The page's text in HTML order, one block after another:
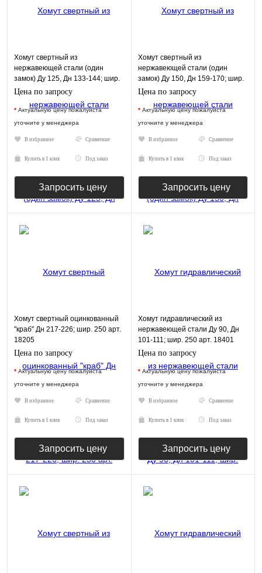
Хомут свертный из
нержавеющей стали (один
замок) Ду 125, Дн 133-144; шир.
250 арт. 18303
Цена по запросу
* Актуальную цену пожалуйста
уточните у менеджера
В избранное Сравнение
Купить в 1 клик Под заказ
Запросить цену
Хомут свертный из
нержавеющей стали (один
замок) Ду 150, Дн 159-170; шир.
250 арт. 18304
Цена по запросу
* Актуальную цену пожалуйста
уточните у менеджера
В избранное Сравнение
Купить в 1 клик Под заказ
Запросить цену
Хомут свертный оцинкованный
"краб" Дн 217-226; шир. 250 арт.
18205
Цена по запросу
* Актуальную цену пожалуйста
уточните у менеджера
В избранное Сравнение
Купить в 1 клик Под заказ
Запросить цену
Хомут гидравлический из
нержавеющей стали Ду 90, Дн
101-111; шир. 250 арт. 18401
Цена по запросу
* Актуальную цену пожалуйста
уточните у менеджера
В избранное Сравнение
Купить в 1 клик Под заказ
Запросить цену